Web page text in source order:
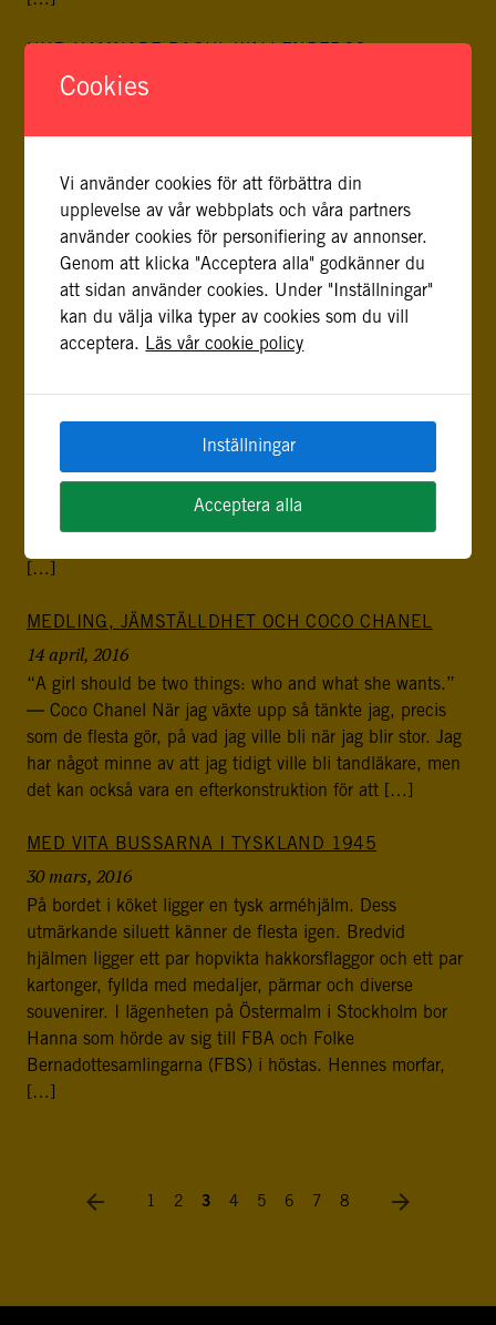
HUR HAMNADE RAOUL WALLENBERGS
FICKALMANACKA PÅ FBA?
Läser man Raoul Wallenbergs anteckningar i sin
intrycket av att hans tillvaro i Stockholm den våren var
lite alldaglig och utan spänning. Han går på bio, träffar
vänner på restauranger och är på diverse möten. Under
våren träffar han även Jeanette von Heidenstam (en del
av er känner […]
PALESTINA: ÅTERVÄNDARNA GER HOPP
Jerusalem och äter middag med två unga palestinier. De
lätt uppgift för kvinnor – och har en akademisk bakgrund
[…]
MEDLING, JÄMSTÄLLDHET OCH COCO CHANEL
14 april, 2016
“A girl should be two things: who and what she wants.”
― Coco Chanel När jag växte upp så tänkte jag, precis
som de flesta gör, på vad jag ville bli när jag blir stor. Jag
har något minne av att jag tidigt ville bli tandläkare, men
det kan också vara en efterkonstruktion för att […]
MED VITA BUSSARNA I TYSKLAND 1945
30 mars, 2016
På bordet i köket ligger en tysk arméhjälm. Dess
utmärkande siluett känner de flesta igen. Bredvid
hjälmen ligger ett par hopvikta hakkorsflaggor och ett par
kartonger, fyllda med medaljer, pärmar och diverse
souvenirer. I lägenheten på Östermalm i Stockholm bor
Hanna som hörde av sig till FBA och Folke
Bernadottesamlingarna (FBS) i höstas. Hennes morfar,
[…]
1 2 3 4 5 6 7 8
Cookies
Vi använder cookies för att förbättra din
upplevelse av vår webbplats och våra partners
använder cookies för personifiering av annonser.
Genom att klicka "Acceptera alla" godkänner du
att sidan använder cookies. Under "Inställningar"
kan du välja vilka typer av cookies som du vill
acceptera. Läs vår cookie policy
Inställningar
Acceptera alla